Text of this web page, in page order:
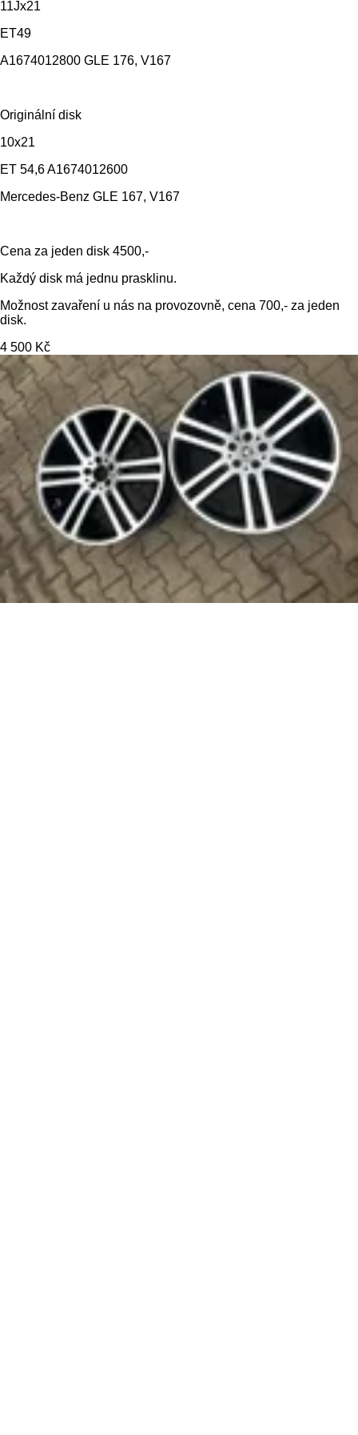
11Jx21
ET49
A1674012800 GLE 176, V167
Originální disk
10x21
ET 54,6 A1674012600
Mercedes-Benz GLE 167, V167
Cena za jeden disk 4500,-
Každý disk má jednu prasklinu.
Možnost zavaření u nás na provozovně, cena 700,- za jeden
disk.
4 500 Kč